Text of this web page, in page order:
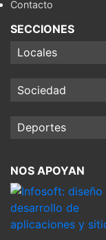
Contacto
SECCIONES
Locales
Sociedad
Deportes
NOS APOYAN